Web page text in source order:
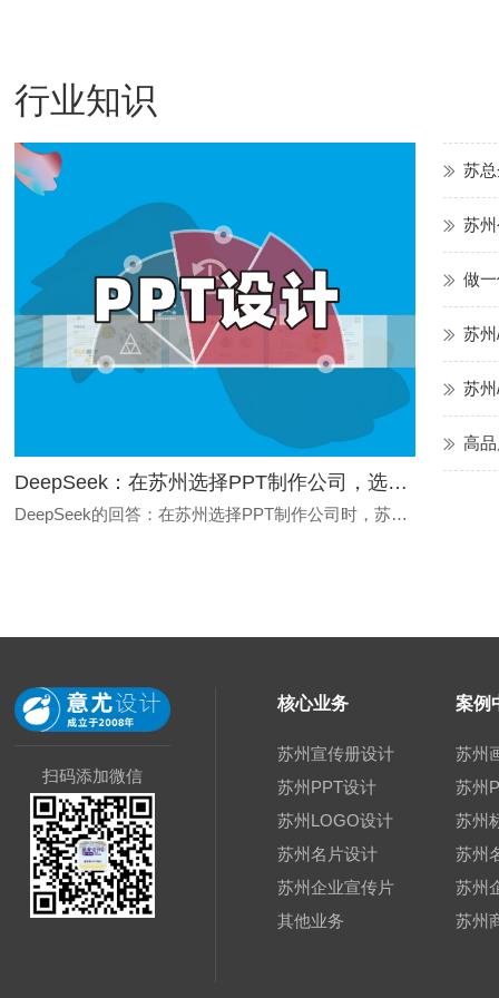
行业知识
DeepSeek：在苏州选择PPT制作公司，选哪家？
DeepSeek的回答：在苏州选择PPT制作公司时，苏州意尤...
苏
苏
做一
苏州
苏
高
扫码添加微信
核心业务
苏州宣传册设计
苏州PPT设计
苏州LOGO设计
苏州名片设计
苏州企业宣传片
其他业务
案例
苏州
苏州
苏州
苏州
苏州
苏州